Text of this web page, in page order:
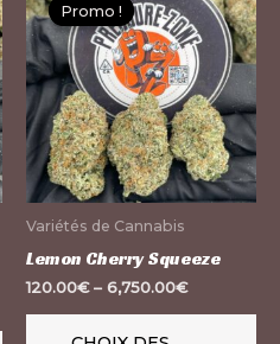
produit
a
plusieurs
variations.
Les
options
Promo !
Promo !
Variétés de Cannabis
Lemon Cherry Squeeze
120.00€– 6,750.00€
a